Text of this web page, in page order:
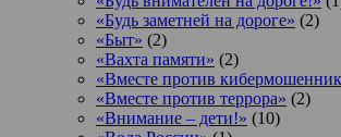
«Будь заметней на дороге» (2)
«Быт» (2)
«Вахта памяти» (2)
«Вместе против
«Вместе против террора» (2)
«Внимание – дети!» (10)